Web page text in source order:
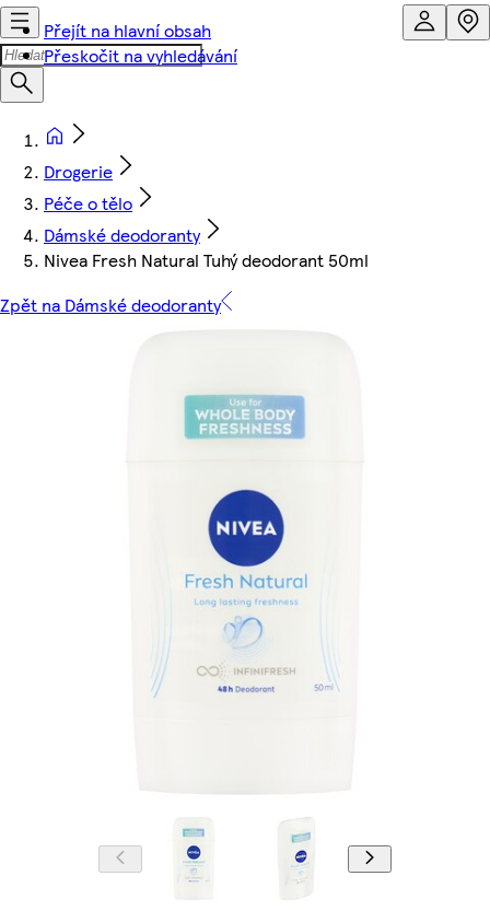
Přejít na hlavní obsah
Přeskočit na vyhledávání
Drogerie
Péče o tělo
Dámské deodoranty
Nivea Fresh Natural Tuhý deodorant 50ml
Zpět na Dámské deodoranty